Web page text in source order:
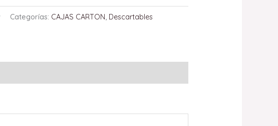
Categorías: CAJAS CARTON, Descartables